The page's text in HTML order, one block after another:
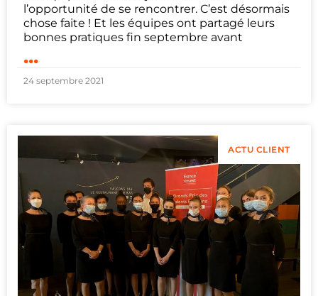
l’opportunité de se rencontrer. C’est désormais
chose faite ! Et les équipes ont partagé leurs
bonnes pratiques fin septembre avant
...
24 septembre 2021
ACTU CLIENT